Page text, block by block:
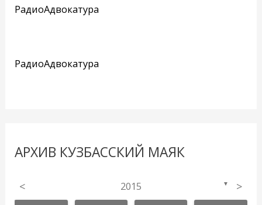
РадиоАдвокатура
РадиоАдвокатура
АРХИВ КУЗБАССКИЙ МАЯК
< 2015 ▼ >